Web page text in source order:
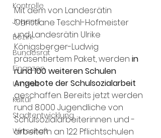
Kontrolle
Jugend
Bezirk
Bundesrat
Finanzen
Umwelt
Kultur
Stadtentwicklung
Wirtschaft
Mit dem von Landesrätin
Christiane Teschl-Hofmeister
und Landesrätin Ulrike
Königsberger-Ludwig
präsentiertem Paket, werden in
rund 100 weiteren Schulen
Angebote der Schulsozialarbeit
geschaffen. Bereits jetzt werden
rund 8.000 Jugendliche von
Schulsozialarbeiterinnen und -
arbeitern an 122 Pflichtschulen